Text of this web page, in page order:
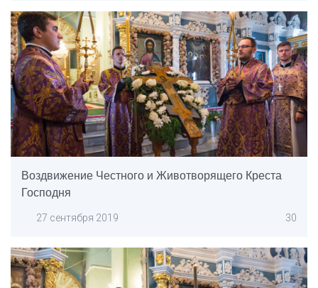
Воздвижение Честного и Животворящего Креста
Господня
27 сентября 2019 30